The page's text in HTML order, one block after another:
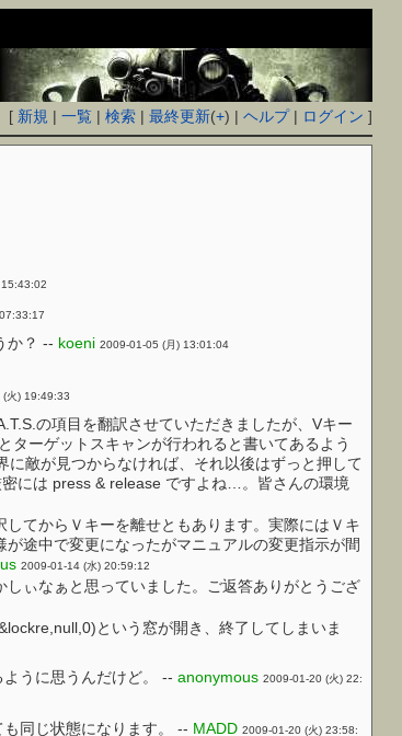
[ 新規 |一覧 |検索 |最終更新(+) |ヘルプ| ログイン ]
か？ -- koeni 2009-01-05 (月) 13:01:04
火) 19:49:33
の項目を翻訳させていただきましたが、Vキー
ーゲットスキャンが行われると書いてあるよう
敵が見つからなければ、それ以後はずっと押して
には press & release ですよね…。皆さんの環境
てからＶキーを離せともあります。実際にはＶキ
途中で変更になったがマニュアルの変更指示が間
2009-01-14 (水) 20:59:12
ぃなぁと思っていました。ご返答ありがとうござ
という窓が開き、終了してしまいま
うに思うんだけど。 -- anonymous 2009-01-20 (火) 22:
同じ状態になります。 -- MADD 2009-01-20 (火) 23:58: